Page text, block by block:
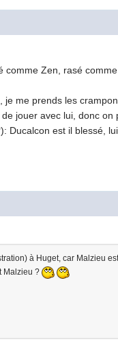
comme Zen, rasé
me prends les
jouer avec lui, donc on
Ducalcon est il blessé,
à Huget, car Malzieu
Malzieu ?